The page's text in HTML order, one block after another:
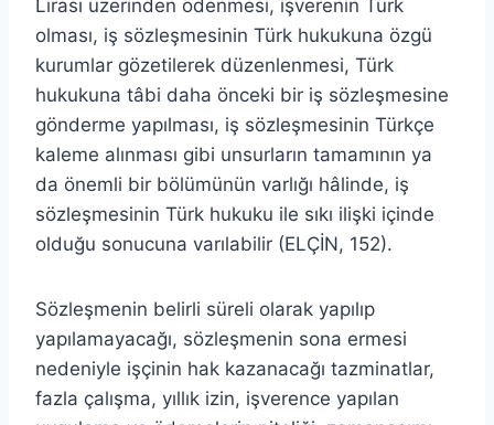
Lirası üzerinden ödenmesi, işverenin Türk
olması, iş sözleşmesinin Türk hukukuna özgü
kurumlar gözetilerek düzenlenmesi, Türk
hukukuna tâbi daha önceki bir iş sözleşmesine
gönderme yapılması, iş sözleşmesinin Türkçe
kaleme alınması gibi unsurların tamamının ya
da önemli bir bölümünün varlığı hâlinde, iş
sözleşmesinin Türk hukuku ile sıkı ilişki içinde
olduğu sonucuna varılabilir (ELÇİN, 152).
Sözleşmenin belirli süreli olarak yapılıp
yapılamayacağı, sözleşmenin sona ermesi
nedeniyle işçinin hak kazanacağı tazminatlar,
fazla çalışma, yıllık izin, işverence yapılan